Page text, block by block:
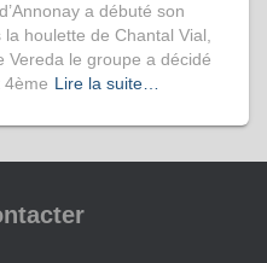
a débuté son
houlette de Chantal Vial,
Vereda le groupe a décidé
4ème Lire la suite…